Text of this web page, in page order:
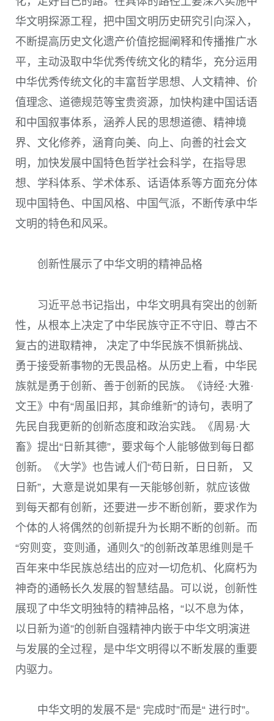
华文明探源工程，把中国文明历史研究引向深入，
不断提高历史文化遗产价值挖掘阐释和传播推广水
平，主动汲取中华优秀传统文化的精华，充分运用
中华优秀传统文化的丰富哲学思想、人文精神、价
值理念、道德规范等宝贵资源，加快构建中国话语
和中国叙事体系，涵养人民的思想道德、精神境
界、文化修养，涵育向美、向上、向善的社会文
明，加快发展中国特色哲学社会科学，在指导思
想、学科体系、学术体系、话语体系等方面充分体
现中国特色、中国风格、中国气派，不断传承中华
文明的特色和风采。
创新性展示了中华文明的精神品格
习近平总书记指出，中华文明具有突出的创新
性，从根本上决定了中华民族守正不守旧、尊古不
复古的进取精神， 决定了中华民族不惧新挑战、
勇于接受新事物的无畏品格。从历史上看，中华民
族就是勇于创新、善于创新的民族。《诗经·大雅·
文王》中有“周虽旧邦，其命维新”的诗句，表明了
先民自我更新的创新态度和政治实践。《周易 ·大
畜》提出“日新其德”，要求每个人能够做到每日都
创新。《大学》也告诫人们“苟日新，日日新， 又
日新”，大意是说如果有一天能够创新，就应该做
到每天都有创新，还要进一步不断创新，要求作为
个体的人将偶然的创新提升为长期不断的创新。而
“穷则变，变则通，通则久”的创新改革思维则是千
百年来中华民族总结出的应对一切危机、化腐朽为
神奇的通畅长久发展的智慧结晶。可以说，创新性
展现了中华文明独特的精神品格，“以不息为体，
以日新为道”的创新自强精神内嵌于中华文明演进
与发展的全过程，是中华文明得以不断发展的重要
内驱力。
中华文明的发展不是“ 完成时”而是“ 进行时”。